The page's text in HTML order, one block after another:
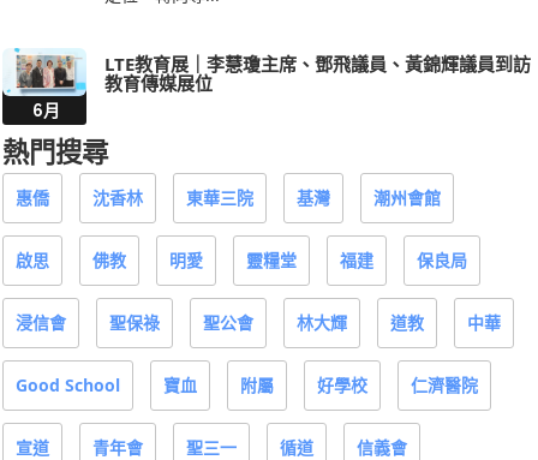
6月
LTE教育展｜李慧瓊主席、鄧飛議員、黃錦輝議員到訪
教育傳媒展位
熱門搜尋
惠僑 沈香林 東華三院 基灣 潮州會館
啟思 佛教 明愛 靈糧堂 福建 保良局
浸信會 聖保祿 聖公會 林大輝 道教 中華
Good School 寶血 附屬 好學校 仁濟醫院
宣道 青年會 聖三一 循道 信義會